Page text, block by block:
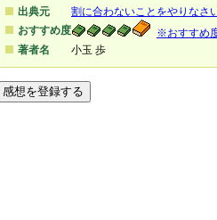
出典元
割に合わないことをやりなさ
おすすめ度
※おすすめ
著者名
小玉 歩